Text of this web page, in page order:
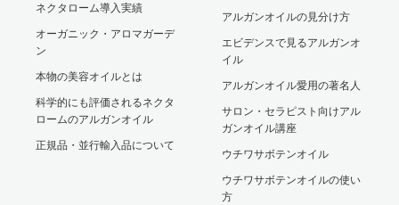
ネクタローム導入実績
オーガニック・アロマガーデ
ン
本物の美容オイルとは
科学的にも評価されるネクタ
ロームのアルガンオイル
正規品・並行輸入品について
アルガンオイルの見分け方
エビデンスで見るアルガンオ
イル
アルガンオイル愛用の著名人
サロン・セラピスト向けアル
ガンオイル講座
ウチワサボテンオイル
ウチワサボテンオイルの使い
方